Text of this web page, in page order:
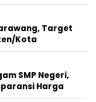
Target
Kota
SMP Negeri,
Harga